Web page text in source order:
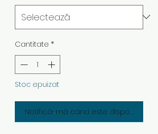
Cantitate *
Stoc epuizat
Notifică-mă când este disponibil